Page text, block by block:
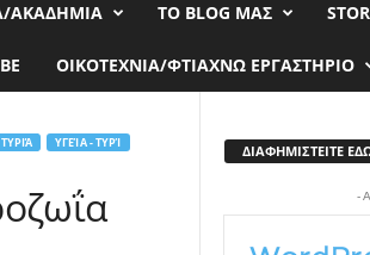
ΑΚΑΔΗΜΙΑ TO BLOG ΜΑΣ
ΟΙΚΟΤΕΧΝΙΑ/ΦΤΙΑΧΝΩ ΕΡΓΑΣΤΗΡΙΟ
ΤΥΡΙΆ
ΥΓΕΊΑ - ΤΥΡΊ
ΔΙΑΦΗΜΙΣΤΕΙΤΕ
-